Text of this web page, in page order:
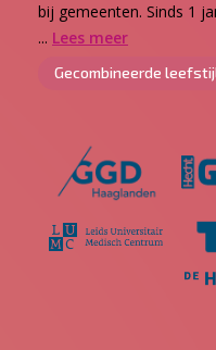
bij gemeenten. Sinds 1
... Lees meer
Gecombineerde